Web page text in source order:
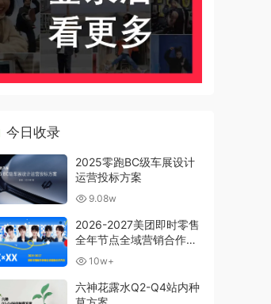
今日收录
2025零跑BC级车展设计
运营投标方案
9.08w
2026-2027美团即时零售
全年节点全域营销合作方
案 10w+
六神花露水Q2-Q4站内种